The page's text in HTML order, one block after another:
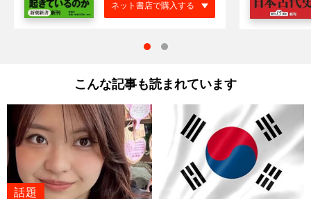
ネット書店で購入する
こんな記事も読まれています
話題